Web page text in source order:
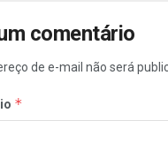
comentário
de e-mail não será
*